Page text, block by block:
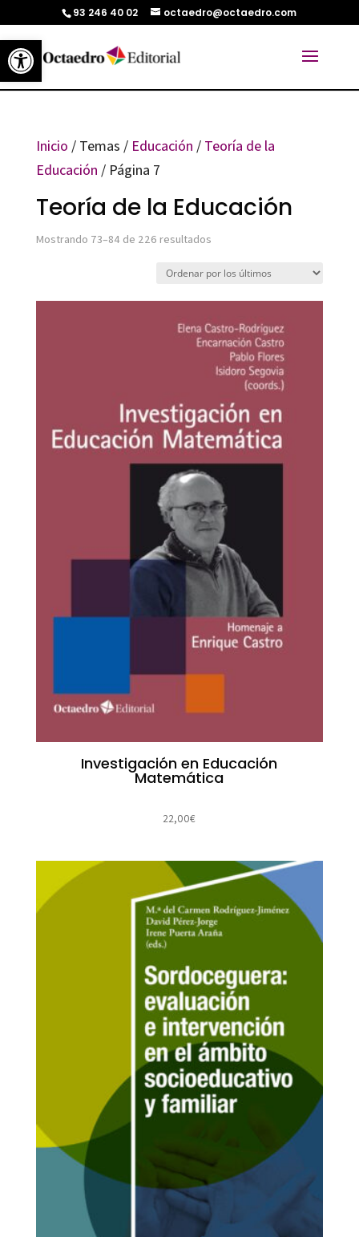
Abrir barra de herramientas
93 246 40 02 octaedro@octaedro.com
Inicio / Temas / Educación / Teoría de la
Educación / Página 7
Teoría de la Educación
Mostrando 73–84 de 226 resultadosOrdenado
Investigación en Educación
Matemática
22,00€